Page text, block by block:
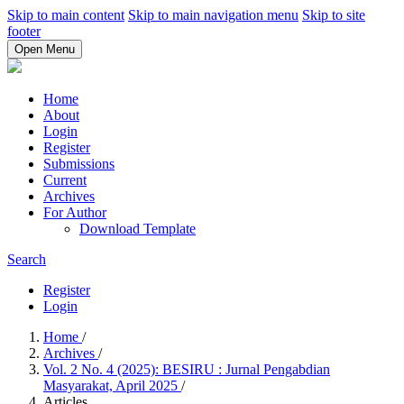
Skip to main content Skip to main navigation menu Skip to site
footer
Open Menu
Home
About
Login
Register
Submissions
Current
Archives
For Author
Download Template
Search
Register
Login
Home /
Archives /
Vol. 2 No. 4 (2025): BESIRU : Jurnal Pengabdian
Masyarakat, April 2025 /